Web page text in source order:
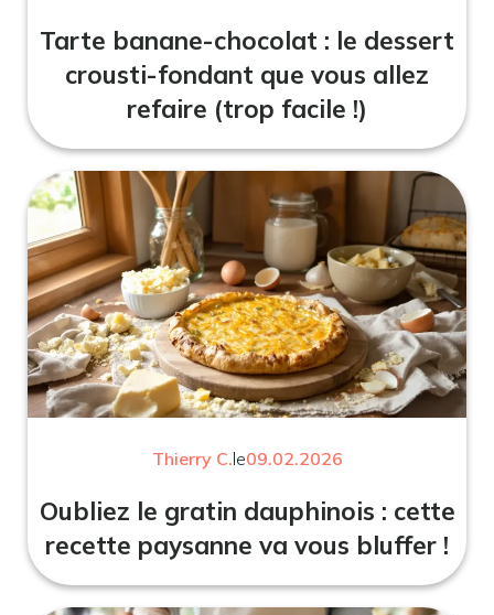
Tarte banane-chocolat : le dessert
crousti-fondant que vous allez
refaire (trop facile !)
Thierry C.le09.02.2026
Oubliez le gratin dauphinois : cette
recette paysanne va vous bluffer !